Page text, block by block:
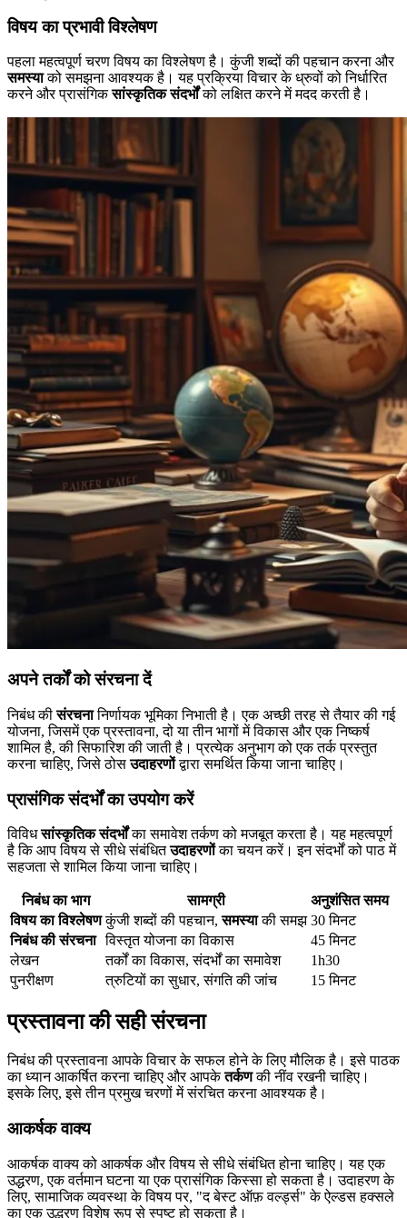
विषय का प्रभावी विश्लेषण
पहला महत्वपूर्ण चरण विषय का विश्लेषण है। कुंजी शब्दों की पहचान करना और
समस्याको समझना आवश्यक है। यह प्रक्रिया विचार के ध्रुवों को निर्धारित
करने और प्रासंगिकसांस्कृतिक संदर्भोंको लक्षित करने में मदद करती है।
अपने तर्कों को संरचना दें
निबंध कीसंरचनानिर्णायक भूमिका निभाती है। एक अच्छी तरह से तैयार की गई
योजना, जिसमें एक प्रस्तावना, दो या तीन भागों में विकास और एक निष्कर्ष
शामिल है, की सिफारिश की जाती है। प्रत्येक अनुभाग को एक तर्क प्रस्तुत
करना चाहिए, जिसे ठोसउदाहरणोंद्वारा समर्थित किया जाना चाहिए।
प्रासंगिक संदर्भों का उपयोग करें
विविधसांस्कृतिक संदर्भोंका समावेश तर्कण को मजबूत करता है। यह महत्वपूर्ण
है कि आप विषय से सीधे संबंधितउदाहरणोंका चयन करें। इन संदर्भों को पाठ में
सहजता से शामिल किया जाना चाहिए।
निबंध का भाग सामग्री
अनुशंसित समय
विषय का विश्लेषण कुंजी शब्दों की पहचान,समस्याकी समझ 30 मिनट
निबंध की संरचना विस्तृत योजना का विकास
45 मिनट
लेखन
तर्कों का विकास, संदर्भों का समावेश
1h30
पुनरीक्षण
त्रुटियों का सुधार, संगति की जांच 15 मिनट
प्रस्तावना की सही संरचना
निबंध की प्रस्तावना आपके विचार के सफल होने के लिए मौलिक है। इसे पाठक
का ध्यान आकर्षित करना चाहिए और आपकेतर्कणकी नींव रखनी चाहिए।
इसके लिए, इसे तीन प्रमुख चरणों में संरचित करना आवश्यक है।
आकर्षक वाक्य
आकर्षक वाक्य को आकर्षक और विषय से सीधे संबंधित होना चाहिए। यह एक
उद्धरण, एक वर्तमान घटना या एक प्रासंगिक किस्सा हो सकता है। उदाहरण के
लिए, सामाजिक व्यवस्था के विषय पर, "द बेस्ट ऑफ़ वर्ल्ड्स" के ऐल्डस हक्सले
का एक उद्धरण विशेष रूप से स्पष्ट हो सकता है।